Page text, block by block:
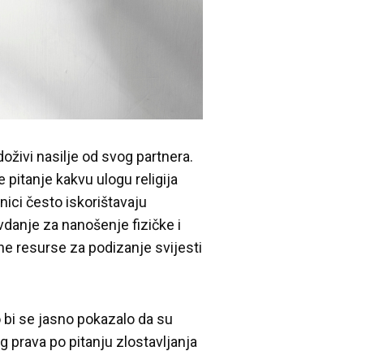
nasilje od svog partnera.
pitanje kakvu ulogu religija
često iskorištavaju
za nanošenje fizičke i
resurse za podizanje svijesti
se jasno pokazalo da su
prava po pitanju zlostavljanja